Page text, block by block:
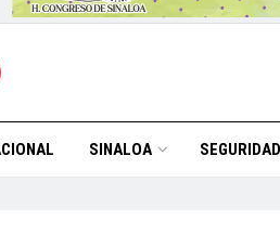
SINALOA SEGURIDAD